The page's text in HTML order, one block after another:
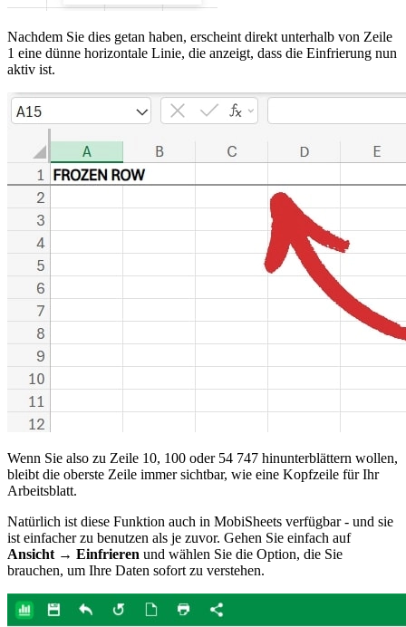
Nachdem Sie dies getan haben, erscheint direkt unterhalb von Zeile
1 eine dünne horizontale Linie, die anzeigt, dass die Einfrierung nun
aktiv ist.
Wenn Sie also zu Zeile 10, 100 oder 54 747 hinunterblättern wollen,
bleibt die oberste Zeile immer sichtbar, wie eine Kopfzeile für Ihr
Arbeitsblatt.
Natürlich ist diese Funktion auch in MobiSheets verfügbar - und sie
ist einfacher zu benutzen als je zuvor. Gehen Sie einfach auf
Ansicht → Einfrieren und wählen Sie die Option, die Sie
brauchen, um Ihre Daten sofort zu verstehen.